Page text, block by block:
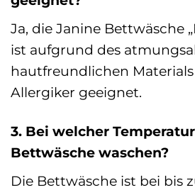
Ja, die Janine Bettwäsche
ist aufgrund des
hautfreundlichen
Allergiker geeignet.
3. Bei welcher
Bettwäsche waschen?
Die Bettwäsche ist bei bis